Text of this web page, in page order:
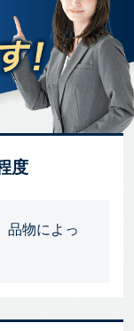
度
品物によっ